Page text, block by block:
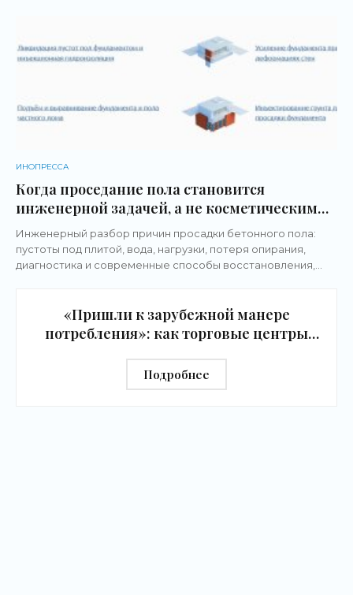
ИНОПРЕССА
Когда проседание пола становится
инженерной задачей, а не косметическим
дефектом
Инженерный разбор причин просадки бетонного пола:
пустоты под плитой, вода, нагрузки, потеря опирания,
диагностика и современные способы восстановления,
«Пришли к зарубежной манере
потребления»: как торговые центры
маркетплейсов - «Новости бизнеса»
Подробнее